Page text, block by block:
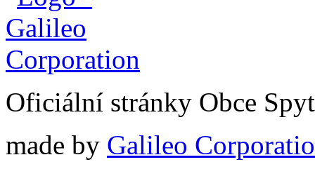
Oficiální stránky Obce
made by Galileo